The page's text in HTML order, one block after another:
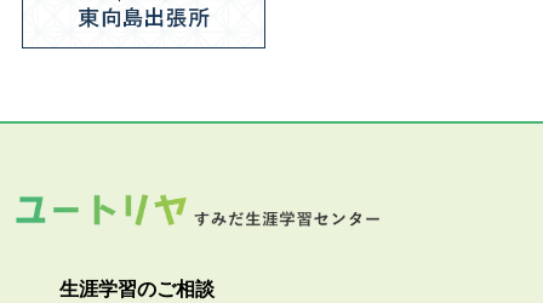
生涯学習のご相談